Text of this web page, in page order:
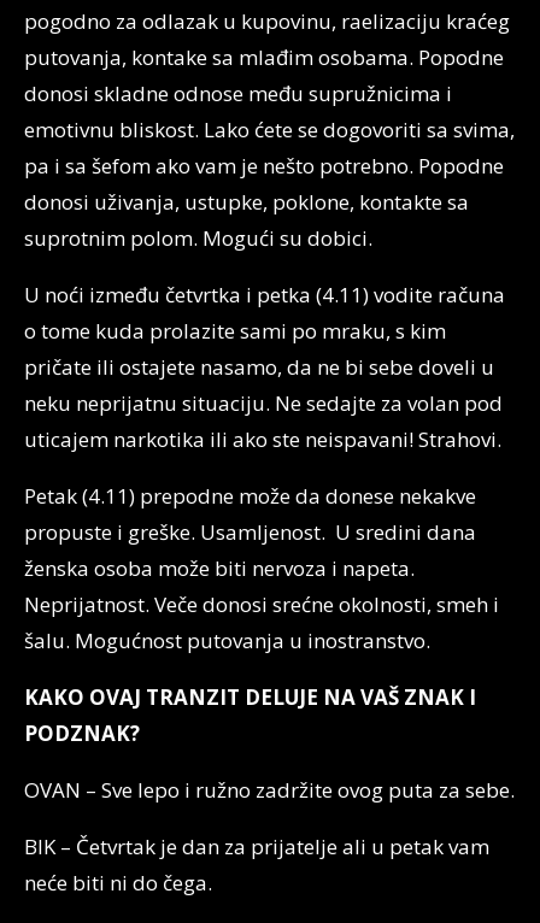
pogodno za odlazak u kupovinu, raelizaciju kraćeg
putovanja, kontake sa mlađim osobama. Popodne
donosi skladne odnose među supružnicima i
emotivnu bliskost. Lako ćete se dogovoriti sa svima,
pa i sa šefom ako vam je nešto potrebno. Popodne
donosi uživanja, ustupke, poklone, kontakte sa
suprotnim polom. Mogući su dobici.
U noći između četvrtka i petka (4.11) vodite računa
o tome kuda prolazite sami po mraku, s kim
pričate ili ostajete nasamo, da ne bi sebe doveli u
neku neprijatnu situaciju. Ne sedajte za volan pod
uticajem narkotika ili ako ste neispavani! Strahovi.
Petak (4.11) prepodne može da donese nekakve
propuste i greške. Usamljenost. U sredini dana
ženska osoba može biti nervoza i napeta.
Neprijatnost. Veče donosi srećne okolnosti, smeh i
šalu. Mogućnost putovanja u inostranstvo.
KAKO OVAJ TRANZIT DELUJE NA VAŠ ZNAK I
PODZNAK?
OVAN – Sve lepo i ružno zadržite ovog puta za sebe.
BIK – Četvrtak je dan za prijatelje ali u petak vam
neće biti ni do čega.